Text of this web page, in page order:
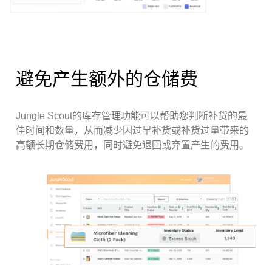
避免产生额外的仓储费
Jungle Scout的库存管理功能可以帮助您判断补货的最
佳时间和数量，从而减少因过早补货或补货过量带来的
高额长期仓储费用，同时避免退回或弃置产生的费用。